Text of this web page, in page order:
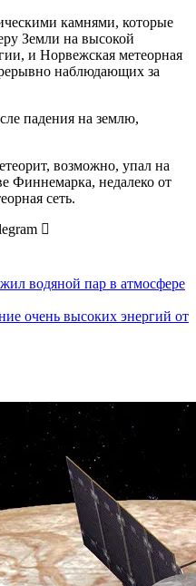
камнями, которые
Земли на высокой
и Норвежская метеорная
наблюдающих за
падения на землю,
возможно, упал на
Финнемарка, недалеко от
сеть.
водяной пар в атмосфере
очень высоких энергий от